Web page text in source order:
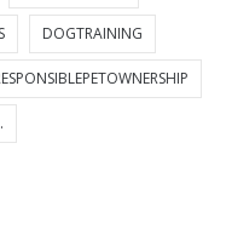
DOGTRAINING